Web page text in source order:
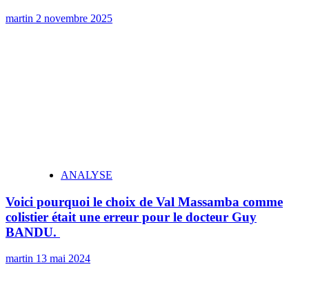
martin 2 novembre 2025
ANALYSE
Voici pourquoi le choix de Val Massamba comme
colistier était une erreur pour le docteur Guy
BANDU.
martin 13 mai 2024